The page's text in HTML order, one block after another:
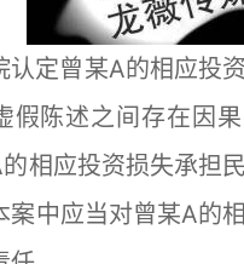
认定曾某A的相应投
假陈述之间存在因
相应投资损失承担
案中应当对曾某A的